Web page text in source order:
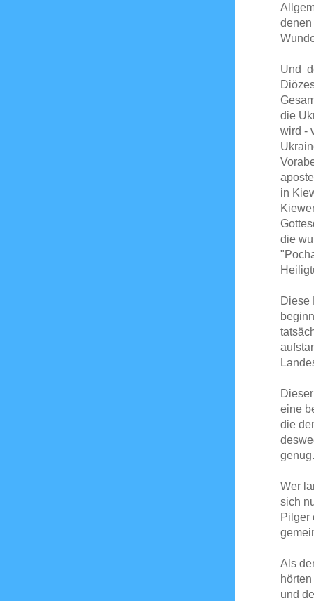
Und
die
wird -
in
die
Diese
eine
die
genug.
Wer
sich
Pilger
Als
und